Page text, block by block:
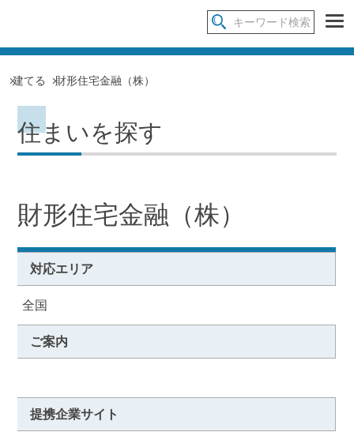
建てる 財形住宅金融（株）
住まいを探す
財形住宅金融（株）
対応エリア
全国
ご案内
提携企業サイト